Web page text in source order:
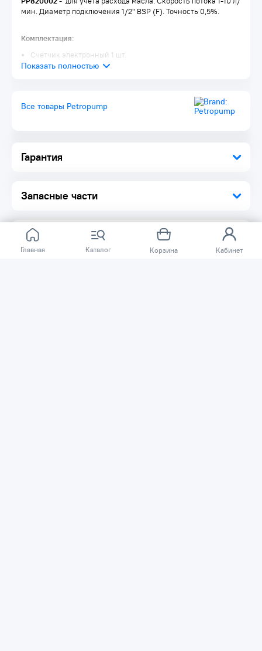
Главная Каталог Корзина Кабинет
Гарантия
Запасные части
мин. Диаметр подключения 1/2" BSP (F). Точность 0,5%.
Комплектация:
Счетчик электронный 1 шт.
Все товары Petropump